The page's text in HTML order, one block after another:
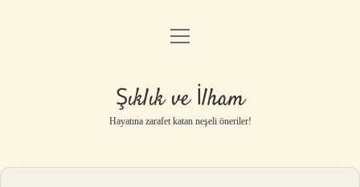
Anasayfa
Gizlilik Politikası
Yasal Uyarı
menüyü
Şıklık ve İlham
Hayatına zarafet katan neşeli öneriler!